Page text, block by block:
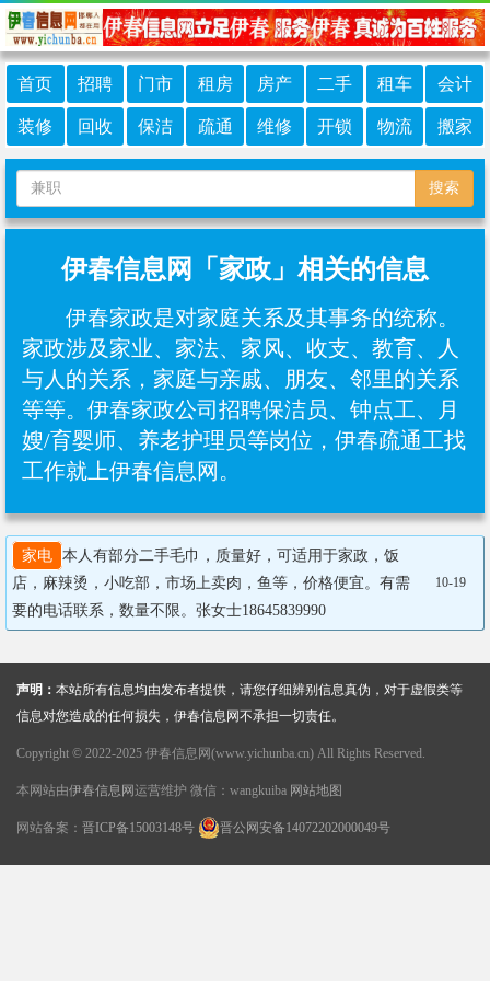
首页 招聘 门市 租房 房产 二手 租车 会计
装修 回收 保洁 疏通 维修 开锁 物流 搬家
搜索
伊春信息网「家政」相关的信息
伊春家政是对家庭关系及其事务的统称。
家政涉及家业、家法、家风、收支、教育、人
与人的关系，家庭与亲戚、朋友、邻里的关系
等等。伊春家政公司招聘保洁员、钟点工、月
嫂/育婴师、养老护理员等岗位，伊春疏通工找
工作就上伊春信息网。
家电 本人有部分二手毛巾，质量好，可适用于家政，饭
店，麻辣烫，小吃部，市场上卖肉，鱼等，价格便宜。有需
要的电话联系，数量不限。张女士18645839990
10-19
声明： 本站所有信息均由发布者提供，请您仔细辨别信息真伪，对于虚假类等
信息对您造成的任何损失，伊春信息网不承担一切责任。
Copyright © 2022-2025 伊春信息网(www.yichunba.cn) All Rights Reserved.
本网站由伊春信息网 运营维护 微信：wangkuiba 网站地图
网站备案： 晋ICP备15003148号 晋公网安备14072202000049号